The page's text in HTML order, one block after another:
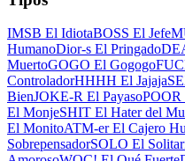
IMSB El IdiotaBOSS El Jefe
HumanoDior-s El Pringado
MuertoGOGO El Gogogo
ControladorHHHH El Jajaja
BienJOKE-R El PayasoPOOR
El MonjeSHIT El Hater del
El MonitoATM-er El Cajero
SobrepensadorSOLO El